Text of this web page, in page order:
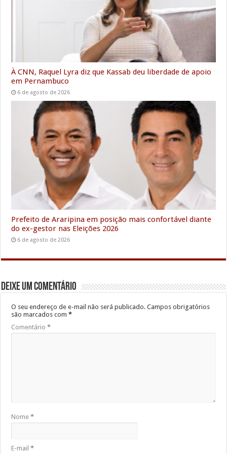
À CNN, Raquel Lyra diz que Kassab deu liberdade de apoio
em Pernambuco
6 de agosto de 2026
Prefeito de Araripina em posição mais confortável diante
do ex-gestor nas Eleições 2026
6 de agosto de 2026
Deixe um comentário
O seu endereço de e-mail não será publicado. Campos obrigatórios
são marcados com*
Comentário*
Nome*
E-mail*